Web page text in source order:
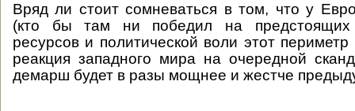
Вряд ли стоит сомневаться в том, что у
(кто бы там ни победил на предстоящих
ресурсов и политической воли этот
реакция западного мира на очередной
демарш будет в разы мощнее и жестче